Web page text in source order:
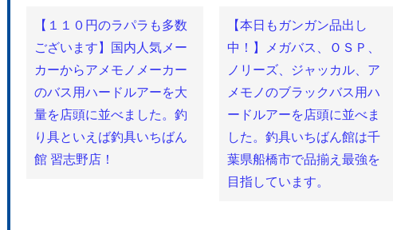
開
ま
す)
(新
し
ウ
ィ
ン
ド
ウ
で
開
き
ま
す)
開
ま
す)
【１１０円のラパラも多数
ございます】国内人気メー
カーからアメモノメーカー
のバス用ハードルアーを大
量を店頭に並べました。釣
り具といえば釣具いちばん
館 習志野店！
【本日もガンガン品出し
中！】メガバス、ＯＳＰ、
ノリーズ、ジャッカル、ア
メモノのブラックバス用ハ
ードルアーを店頭に並べま
した。釣具いちばん館は千
葉県船橋市で品揃え最強を
目指しています。